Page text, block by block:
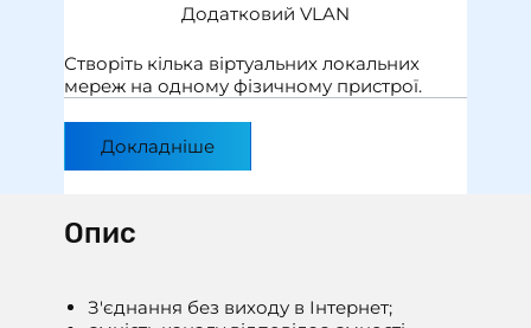
Додатковий VLAN
Створіть кілька віртуальних локальних
мереж на одному фізичному пристрої.
Докладніше
Опис
З'єднання без виходу в Інтернет;